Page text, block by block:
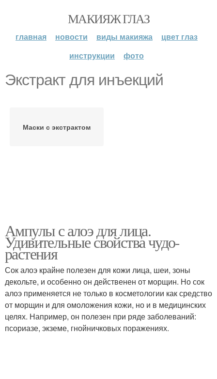
МАКИЯЖ ГЛАЗ
главная новости виды макияжа
цвет глаз
инструкции
фото
Экстракт для инъекций
Маски с экстрактом
Ампулы с алоэ для лица.
Удивительные свойства чудо-
растения
Сок алоэ крайне полезен для кожи лица, шеи, зоны
декольте, и особенно он действенен от морщин. Но сок
алоэ применяется не только в косметологии как средство
от морщин и для омоложения кожи, но и в медицинских
целях. Например, он полезен при ряде заболеваний:
псориазе, экземе, гнойничковых поражениях.